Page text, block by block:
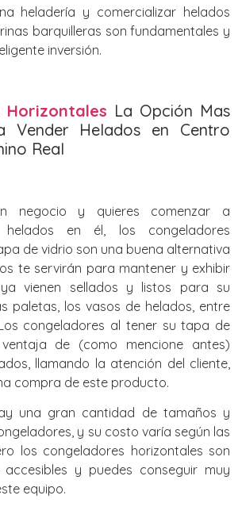
heladería y comercializar helados
barquilleras son fundamentales y
inversión.
Horizontales La Opción Mas
Vender Helados en Centro
Real
negocio y quieres comenzar a
helados en él, los congeladores
de vidrio son una buena alternativa
te servirán para mantener y exhibir
vienen sellados y listos para su
paletas, los vasos de helados, entre
congeladores al tener su tapa de
de (como mencione antes)
llamando la atención del cliente,
compra de este producto.
una gran cantidad de tamaños y
y su costo varía según las
los congeladores horizontales son
y puedes conseguir muy
equipo.